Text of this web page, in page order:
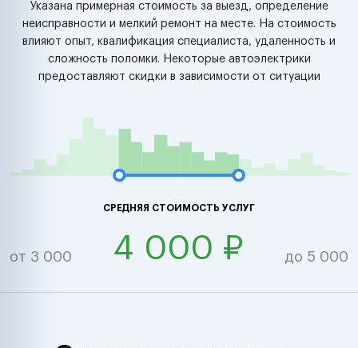
Указана примерная стоимость за выезд, определение
неисправности и мелкий ремонт на месте. На стоимость
влияют опыт, квалификация специалиста, удаленность и
сложность поломки. Некоторые автоэлектрики
предоставляют скидки в зависимости от ситуации
СРЕДНЯЯ СТОИМОСТЬ УСЛУГ
от 3 000 4 000 ₽ до 5 000